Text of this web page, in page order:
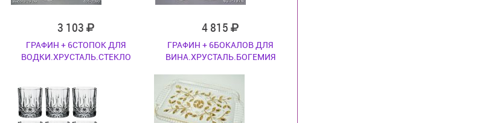
3 103
ГРАФИН + 6СТОПОК ДЛЯ
ВОДКИ.ХРУСТАЛЬ.СТЕКЛО
4 815
ГРАФИН + 6БОКАЛОВ ДЛЯ
ВИНА.ХРУСТАЛЬ.БОГЕМИЯ